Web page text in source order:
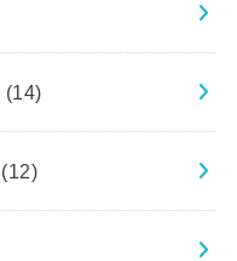
(14)
(12)